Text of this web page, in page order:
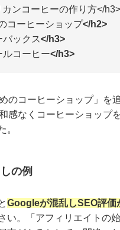
コーヒーの作り方</h3>
コーヒーショップ</h2>
ックス</h3>
コーヒー</h3>
のコーヒーショップ」を
感なくコーヒーショップ
。
の例
Googleが混乱しSEO評価
い。「アフィリエイトの